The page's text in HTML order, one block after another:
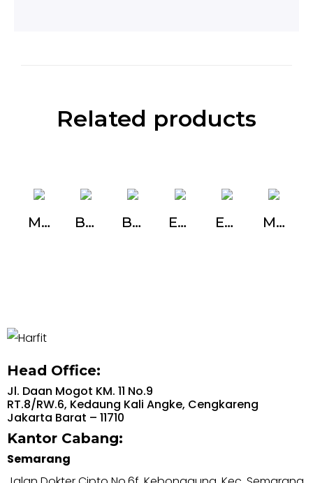
Related products
Maxi Runner Double Motion TSMF Ball Bearing SM FE 37 Ball Bearing Push Open SM FE-45 Extended Drawer FA Extended Rotating Island 360 Degree Maxi Stair Rail ST
Head Office:
Jl. Daan Mogot KM. 11 No.9
RT.8/RW.6, Kedaung Kali Angke, Cengkareng
Jakarta Barat – 11710
Kantor Cabang:
Semarang